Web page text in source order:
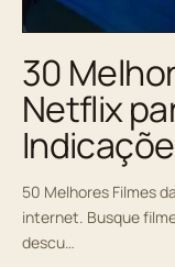
30
Netflix
50 Melhores Filmes
internet. Busque
descu…